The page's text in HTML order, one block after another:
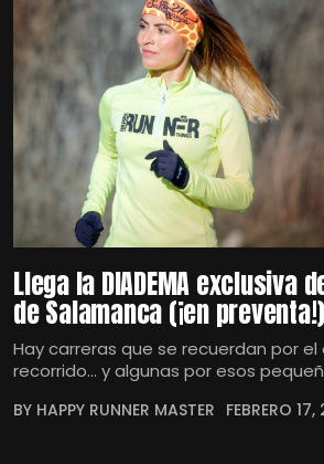
Llega la DIADEMA exclusiva
de Salamanca (¡en preventa!)
Hay carreras que se recuerdan por
recorrido… y algunas por esos
BY HAPPY RUNNER MASTER FEBRERO